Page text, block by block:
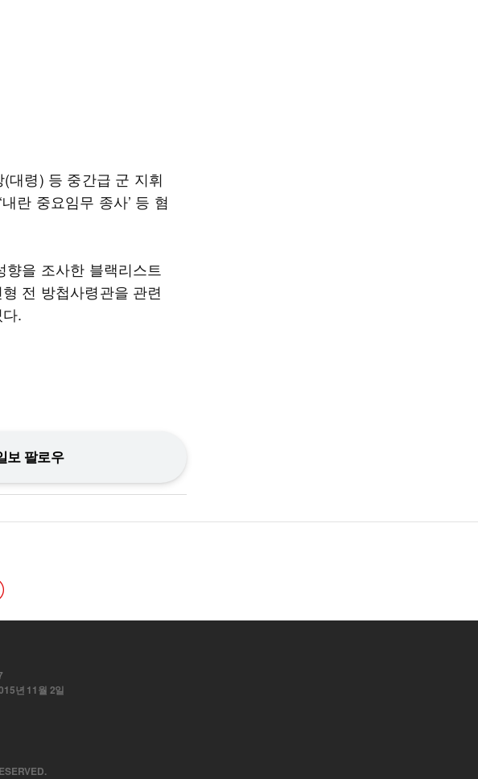
대령) 등 중간급 군 지휘
란 중요임무 종사’ 등 혐
을 조사한 블랙리스트
전 방첩사령관을 관련
.
보 팔로우
년 11월 2일